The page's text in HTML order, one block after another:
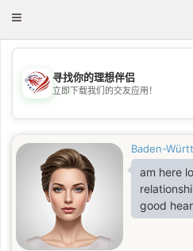
Toggle
💖
💕
寻找你的理想伴侣
立即下载我们的交友应用！
Baden-
am here
good